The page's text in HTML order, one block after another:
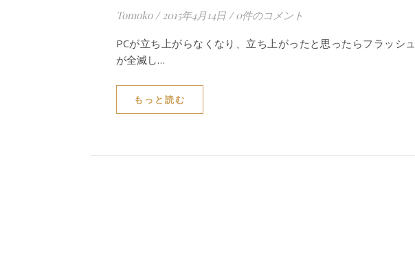
Tomoko / 2015年4月14日 / 0件のコメント
PCが立ち上がらなくなり、立ち上がったと思ったらフラッシュ
が全滅し…
もっと読む